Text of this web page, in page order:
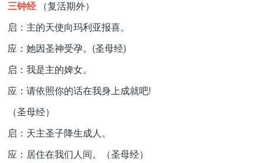
三钟经 （复活期外）
启：主的天使向玛利亚报喜。
应：她因圣神受孕。(圣母经)
启：我是主的婢女。
应：请依照你的话在我身上成就吧!
（圣母经）
启：天主圣子降生成人。
应：居住在我们人间。（圣母经）